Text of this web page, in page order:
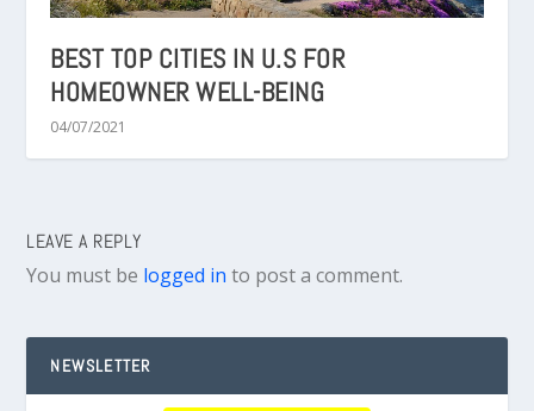
BEST TOP CITIES IN U.S FOR
HOMEOWNER WELL-BEING
04/07/2021
LEAVE A REPLY
You must be logged in to post a comment.
NEWSLETTER